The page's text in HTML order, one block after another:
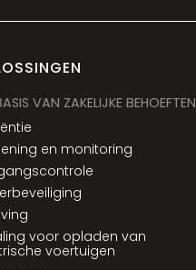
VAN ZAKELIJKE BEHOEFTEN
en monitoring
voor opladen van
voertuigen